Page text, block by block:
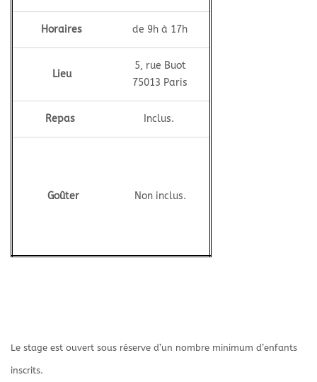
Horaires de 9h à 17h
Lieu
5, rue Buot
75013 Paris
Repas Inclus.
Goûter Non inclus.
Le stage est ouvert sous réserve d’un nombre minimum d’enfants
inscrits.